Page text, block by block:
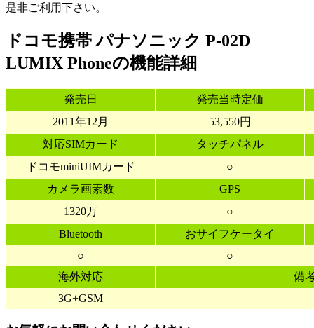
是非ご利用下さい。
ドコモ携帯 パナソニック P-02D
LUMIX Phoneの機能詳細
発売日
発売当時定価
2011年12月
53,550円
対応SIMカード
タッチパネル
ドコモminiUIMカード
○
カメラ画素数
GPS
1320万
○
Bluetooth
おサイフケータイ
○
○
海外対応
備
3G+GSM